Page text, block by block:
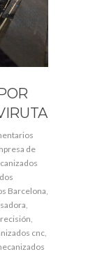
de
Barcelona
cnc